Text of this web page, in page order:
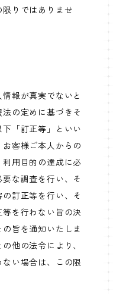
りではありませ
報が真実でないと
の定めに基づきそ
「訂正等」といい
客様ご本人からの
用目的の達成に必
な調査を行い、そ
訂正等を行い、そ
を行わない旨の決
旨を通知いたしま
他の法令により、
い場合は、この限